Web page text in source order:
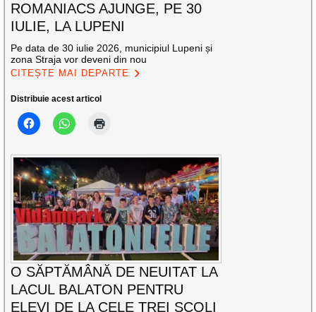
ROMANIACS AJUNGE, PE 30
IULIE, LA LUPENI
Pe data de 30 iulie 2026, municipiul Lupeni și
zona Straja vor deveni din nou
CITEȘTE MAI DEPARTE
Distribuie acest articol
O SĂPTĂMÂNĂ DE NEUITAT LA
LACUL BALATON PENTRU
ELEVI DE LA CELE TREI ȘCOLI